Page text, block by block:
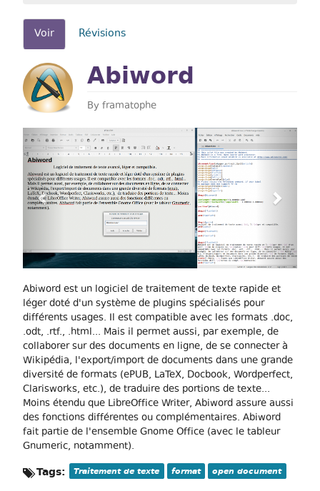
Onglets
principaux
Voir (onglet
actif)
Révisions
Abiword
By framatophe
Previous Next
Abiword est un logiciel de traitement de texte rapide et
léger doté d'un système de plugins spécialisés pour
différents usages. Il est compatible avec les formats .doc,
.odt, .rtf., .html... Mais il permet aussi, par exemple, de
collaborer sur des documents en ligne, de se connecter à
Wikipédia, l'export/import de documents dans une grande
diversité de formats (ePUB, LaTeX, Docbook, Wordperfect,
Clarisworks, etc.), de traduire des portions de texte...
Moins étendu que LibreOffice Writer, Abiword assure aussi
des fonctions différentes ou complémentaires. Abiword
fait partie de l'ensemble Gnome Office (avec le tableur
Gnumeric, notamment).
Tags: Traitement de texte format open document